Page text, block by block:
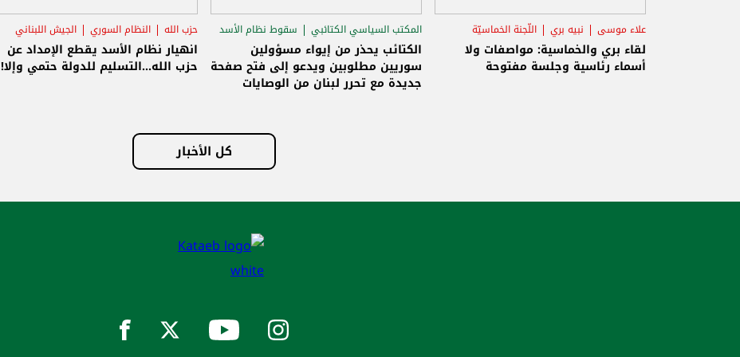
علاء موسى نبيه بري اللّجنة الخماسيّة
لقاء بري والخماسية: مواصفات ولا
أسماء رئاسية وجلسة مفتوحة
المكتب السياسي الكتائبي
سقوط نظام الأسد
الاستحقاق الرئاسي
الكتائب يحذر من إيواء مسؤولين
سوريين مطلوبين ويدعو إلى فتح صفحة
جديدة مع تحرر لبنان من الوصايات
حزب الله النظام السوري الجيش اللبناني
انهيار نظام الأسد يقطع الإمداد عن
حزب الله...التسليم للدولة حتمي وإلا!
كل الأخبار